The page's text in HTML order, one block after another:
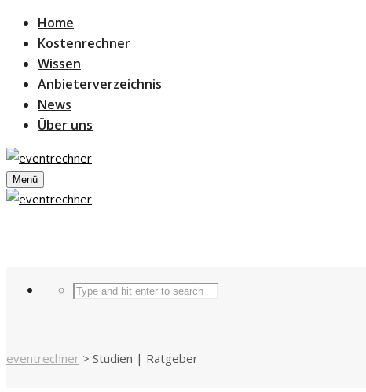
Home
Kostenrechner
Wissen
Anbieterverzeichnis
News
Über uns
Menü
eventrechner > Studien | Ratgeber